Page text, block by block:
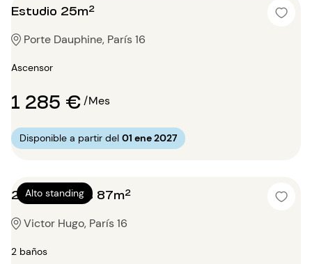
Estudio 25m²
Porte Dauphine, París 16
Ascensor
1 285 €/Mes
Disponible a partir del 01 ene 2027
Alto standing
2 dormitorios 87m²
Victor Hugo, París 16
2 baños